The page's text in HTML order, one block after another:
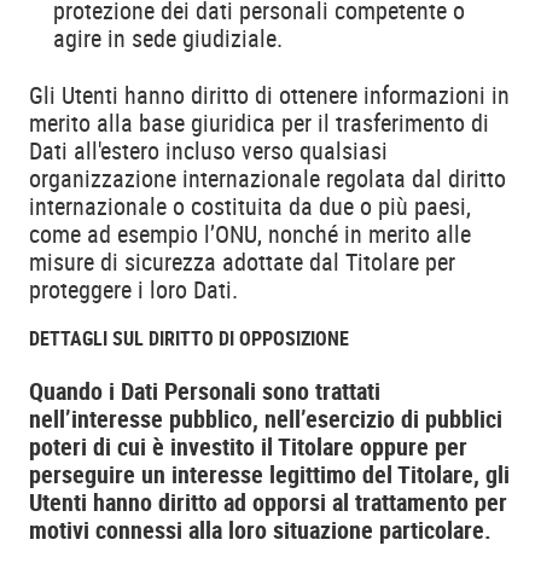
protezione dei dati personali competente o
agire in sede giudiziale.
Gli Utenti hanno diritto di ottenere informazioni in
merito alla base giuridica per il trasferimento di
Dati all'estero incluso verso qualsiasi
organizzazione internazionale regolata dal diritto
internazionale o costituita da due o più paesi,
come ad esempio l’ONU, nonché in merito alle
misure di sicurezza adottate dal Titolare per
proteggere i loro Dati.
DETTAGLI SUL DIRITTO DI OPPOSIZIONE
Quando i Dati Personali sono trattati
nell’interesse pubblico, nell’esercizio di pubblici
poteri di cui è investito il Titolare oppure per
perseguire un interesse legittimo del Titolare, gli
Utenti hanno diritto ad opporsi al trattamento per
motivi connessi alla loro situazione particolare.